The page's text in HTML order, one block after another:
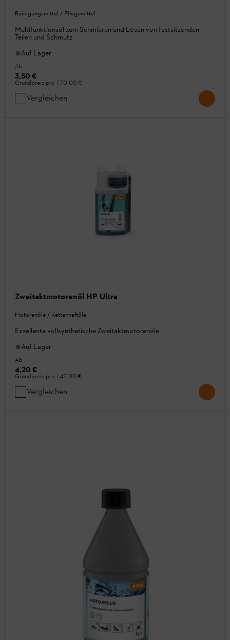
Reinigungsmittel / Pflegemittel
Multifunktionsöl zum Schmieren und Lösen von festsitzenden
Teilen und Schmutz
Auf Lager
Ab
3,50 €
Grundpreis pro l 70,00 €
Vergleichen
Zweitaktmotorenöl HP Ultra
Motorenöle / Kettenhaftöle
Exzellente vollsynthetische Zweitaktmotorenöle
Auf Lager
Ab
4,20 €
Grundpreis pro l 42,00 €
Vergleichen